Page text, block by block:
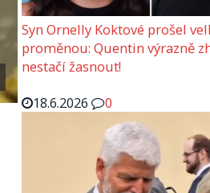
Syn Ornelly Koktové prošel
proměnou: Quentin výrazně
nestačí žasnout!
18.6.2026
0